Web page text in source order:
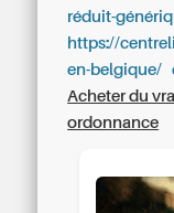
réduit-
https://
en-belgique/
Acheter du
ordonnance